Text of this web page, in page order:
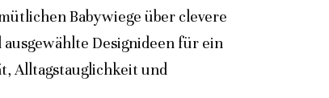
Babywiege über clevere
Designideen für ein
Alltagstauglichkeit und